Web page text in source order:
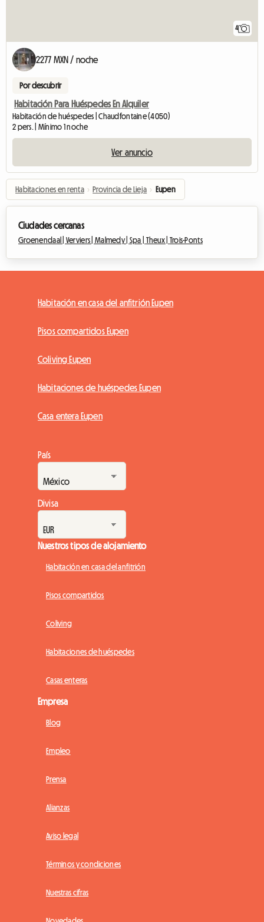
4
2277 MXN / noche
Por descubrir
Habitación Para Huéspedes En Alquiler
Habitación de huéspedes | Chaudfontaine (4050)
2 pers. | Mínimo 1 noche
Ver anuncio
Habitaciones en renta › Provincia de Lieja › Eupen
Ciudades cercanas
Groenendaal | Verviers |Malmedy | Spa | Theux | Trois-Ponts
Habitación en casa del anfitrión Eupen
Pisos compartidos Eupen
Coliving Eupen
Habitaciones de huéspedes Eupen
Casa entera Eupen
País
Divisa
Nuestros tipos de alojamiento
Habitación en casa del anfitrión
Pisos compartidos
Coliving
Habitaciones de huéspedes
Casas enteras
Empresa
Blog
Empleo
Prensa
Alianzas
Aviso legal
Términos y condiciones
Nuestras cifras